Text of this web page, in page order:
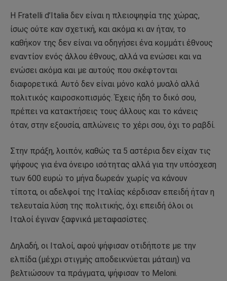
Η Fratelli d’Italia δεν είναι η πλειοψηφία της χώρας,
ίσως ούτε καν σχετική, και ακόμα κι αν ήταν, το
καθήκον της δεν είναι να οδηγήσει ένα κομμάτι έθνους
εναντίον ενός άλλου έθνους, αλλά να ενώσει και να
ενώσει ακόμα και με αυτούς που σκέφτονται
διαφορετικά. Αυτό δεν είναι μόνο καλό μυαλό αλλά
πολιτικός καιροσκοπισμός. Έχεις ήδη το δικό σου,
πρέπει να κατακτήσεις τους άλλους και το κάνεις
όταν, στην εξουσία, απλώνεις το χέρι σου, όχι το ραβδί.
Στην πράξη, λοιπόν, καθώς τα 5 αστέρια δεν είχαν τις
ψήφους για ένα όνειρο ισότητας αλλά για την υπόσχεση
των 600 ευρώ το μήνα δωρεάν χωρίς να κάνουν
τίποτα, οι αδελφοί της Ιταλίας κέρδισαν επειδή ήταν η
τελευταία λύση της πολιτικής, όχι επειδή όλοι οι
Ιταλοί έγιναν ξαφνικά μεταφασίστες.
Δηλαδή, οι Ιταλοί, αφού ψήφισαν οτιδήποτε με την
ελπίδα (μέχρι στιγμής αποδεικνύεται μάταιη) να
βελτιώσουν τα πράγματα, ψήφισαν το Meloni.